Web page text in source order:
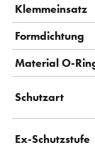
Klemmeinsatz
Formdichtung
Material O-
Schutzart
Ex-Schutzstufe